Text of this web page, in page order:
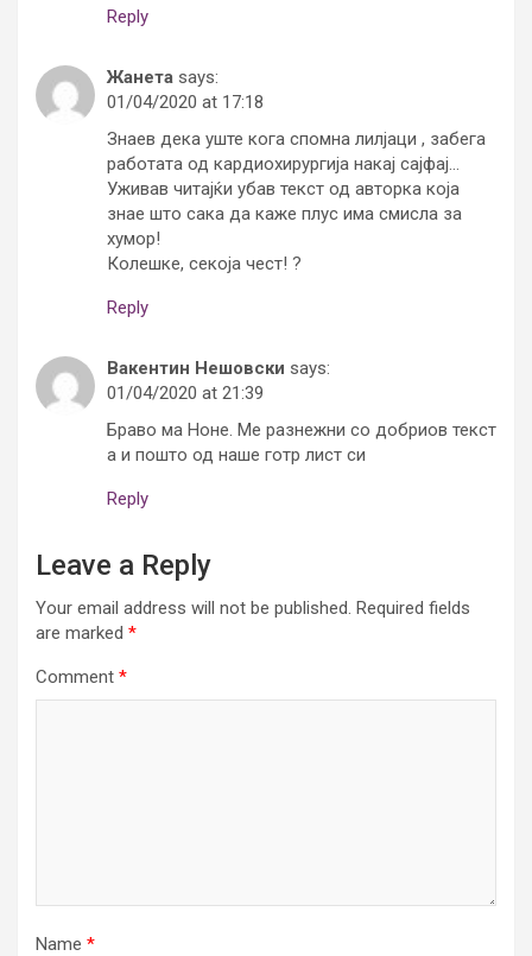
Reply
Жанета says:
01/04/2020 at 17:18
Знаев дека уште кога спомна лилјаци , забега
работата од кардиохирургија накај сајфај…
Уживав читајќи убав текст од авторка која
знае што сака да каже плус има смисла за
хумор!
Колешке, секоја чест! ?
Reply
Вакентин Нешовски says:
01/04/2020 at 21:39
Браво ма Ноне. Ме разнежни со добриов текст
а и пошто од наше готр лист си
Reply
Leave a Reply
Your email address will not be published. Required fields
are marked *
Comment *
Name *